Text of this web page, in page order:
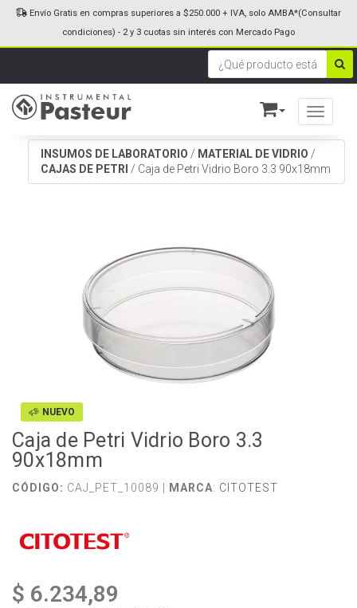
Toggle
Envío Gratis en compras superiores a $250.000 + IVA, solo AMBA*(Consultar
condiciones) - 2 y 3 cuotas sin interés con Mercado Pago
INSUMOS DE LABORATORIO / MATERIAL DE VIDRIO /
CAJAS DE PETRI / Caja de Petri Vidrio Boro 3.3 90x18mm
NUEVO
Caja de Petri Vidrio Boro 3.3
90x18mm
CÓDIGO: CAJ_PET_10089 | MARCA: CITOTEST
$ 6.234,89